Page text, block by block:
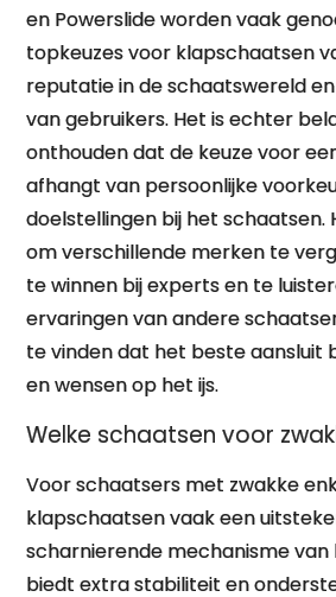
en Powerslide worden vaak
topkeuzes voor klapschaatsen
reputatie in de schaatswereld
van gebruikers. Het is echter
onthouden dat de keuze voor
afhangt van persoonlijke
doelstellingen bij het schaatsen.
om verschillende merken te
te winnen bij experts en te
ervaringen van andere
te vinden dat het beste aansluit
en wensen op het ijs.
Welke schaatsen voor
Voor schaatsers met zwakke
klapschaatsen vaak een
scharnierende mechanisme
biedt extra stabiliteit en